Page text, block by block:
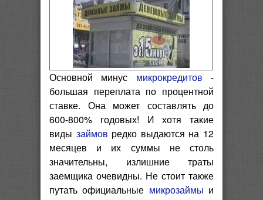
Основной минус микрокредитов -
большая переплата по процентной
ставке. Она может составлять до
600-800% годовых! И хотя такие
виды займов редко выдаются на 12
месяцев и их суммы не столь
значительны, излишние траты
заемщика очевидны. Не стоит также
путать официальные микрозаймы и